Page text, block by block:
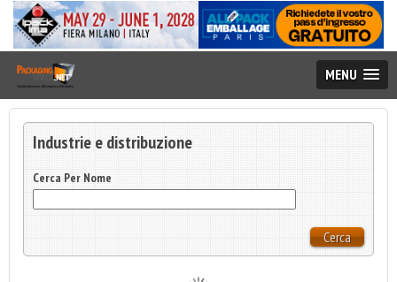
MENU
Industrie e distribuzione
Cerca Per Nome
Cerca